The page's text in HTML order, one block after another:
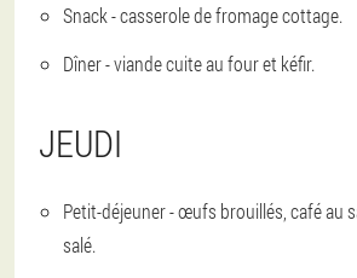
Snack - casserole de fromage cottage.
Dîner - viande cuite au four et kéfir.
JEUDI
Petit-déjeuner - œufs brouillés, café au
salé.